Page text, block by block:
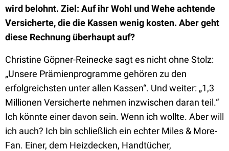
wird belohnt. Ziel: Auf ihr Wohl und Wehe achtende
Versicherte, die die Kassen wenig kosten. Aber geht
diese Rechnung überhaupt auf?
Christine Göpner-Reinecke sagt es nicht ohne Stolz:
„Unsere Prämienprogramme gehören zu den
erfolgreichsten unter allen Kassen“. Und weiter: „1,3
Millionen Versicherte nehmen inzwischen daran teil.“
Ich könnte einer davon sein. Wenn ich wollte. Aber will
ich auch? Ich bin schließlich ein echter Miles & More-
Fan. Einer, dem Heizdecken, Handtücher,